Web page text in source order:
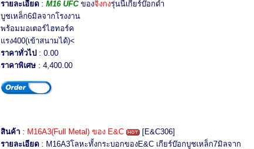
รายละเอียด : M16 UFCของจิงกงรุ่นนี้เกียร์บ๊อกดำ
บูชเหล็ก6มิลจากโรงงาน
พร้อมมอเตอร์ไฮทอร์ค
แรง400(เข้าสนามได้)<
ราคาทั่วไป : 0.00
ราคาพิเศษ : 4,400.00
สินค้า : M16A3(Full Metal) ของ E&C
[E&C306]
รายละเอียด : M16A3โลหะทั้งกระบอกของE&C เกียร์บ๊อกบูชเหล็ก7มิลจาก